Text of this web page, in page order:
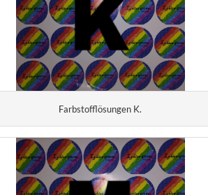
Farbstofflösungen K.